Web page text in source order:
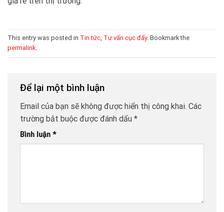
This entry was posted in Tin tức, Tư vấn cục đẩy. Bookmark the
permalink.
Để lại một bình luận
Email của bạn sẽ không được hiển thị công khai. Các
trường bắt buộc được đánh dấu *
Bình luận *